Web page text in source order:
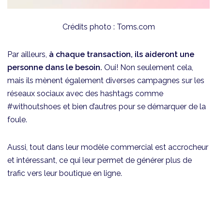
Crédits photo : Toms.com
Par ailleurs, à chaque transaction, ils aideront une
personne dans le besoin. Oui! Non seulement cela,
mais ils mènent également diverses campagnes sur les
réseaux sociaux avec des hashtags comme
#withoutshoes et bien d’autres pour se démarquer de la
foule.
Aussi, tout dans leur modèle commercial est accrocheur
et intéressant, ce qui leur permet de générer plus de
trafic vers leur boutique en ligne.